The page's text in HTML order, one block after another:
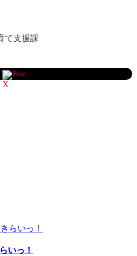
て支援課
Post
いっ！